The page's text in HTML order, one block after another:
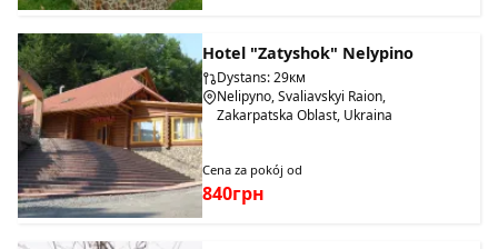
Hotel "Zatyshok" Nelypino
Dystans: 29км
Nelipyno, Svaliavskyi Raion,
Zakarpatska Oblast, Ukraina
Cena za pokój od
840грн